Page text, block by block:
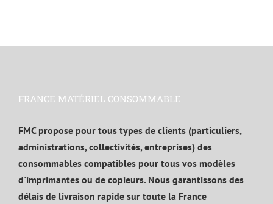
FRANCE MATÉRIEL CONSOMMABLE
FMC propose pour tous types de clients (particuliers,
administrations, collectivités, entreprises) des
consommables compatibles pour tous vos modèles
d'imprimantes ou de copieurs. Nous garantissons des
délais de livraison rapide sur toute la France